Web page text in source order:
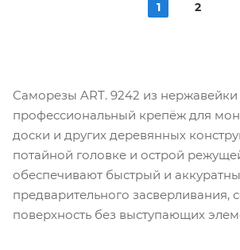
1 2
Саморезы ART. 9242 из нержавейки
профессиональный крепёж для
доски и других деревянных
потайной головке и острой
обеспечивают быстрый и
предварительного засверливания,
поверхность без выступающих